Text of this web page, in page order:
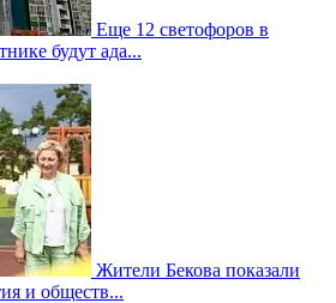
Еще 12 светофоров в
будут ада...
Жители Бекова показали
и обществ...